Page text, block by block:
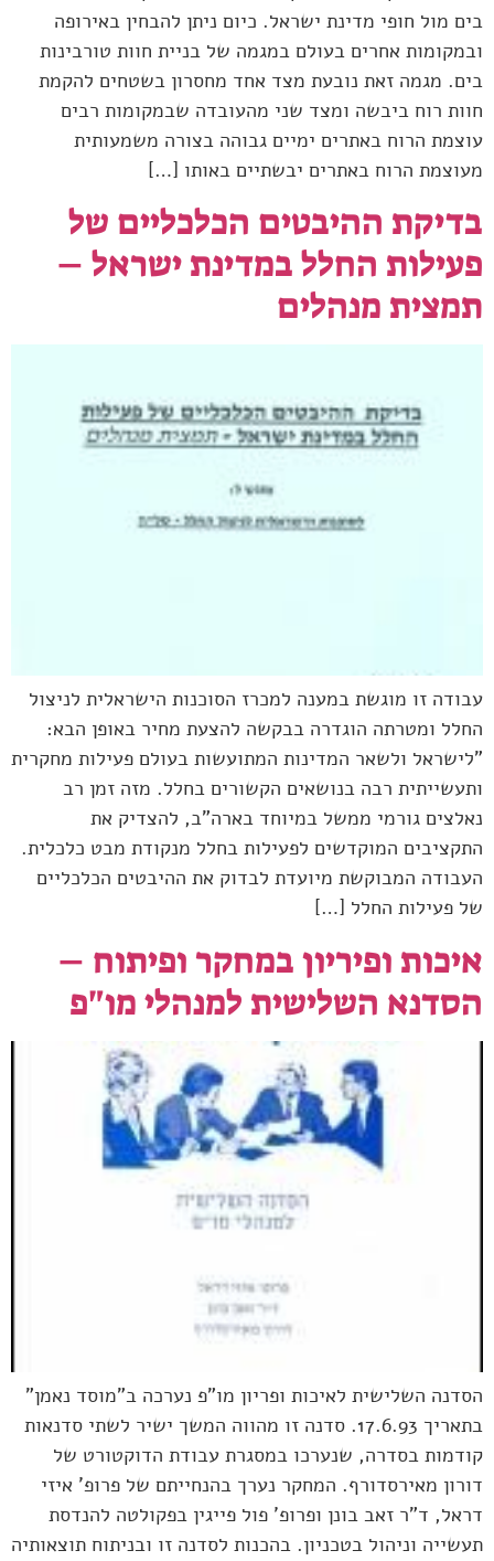
בים מול חופי מדינת ישראל. כיום ניתן להבחין באירופה
ובמקומות אחרים בעולם במגמה של בניית חוות טורבינות
בים. מגמה זאת נובעת מצד אחד מחסרון בשטחים להקמת
חוות רוח ביבשה ומצד שני מהעובדה שבמקומות רבים
עוצמת הרוח באתרים ימיים גבוהה בצורה משמעותית
מעוצמת הרוח באתרים יבשתיים באותו […]
בדיקת ההיבטים הכלכליים של
פעילות החלל במדינת ישראל –
תמצית מנהלים
עבודה זו מוגשת במענה למכרז הסוכנות הישראלית לניצול
החלל ומטרתה הוגדרה בבקשה להצעת מחיר באופן הבא:
"לישראל ולשאר המדינות המתועשות בעולם פעילות מחקרית
ותעשייתית רבה בנושאים הקשורים בחלל. מזה זמן רב
נאלצים גורמי ממשל במיוחד בארה"ב, להצדיק את
התקציבים המוקדשים לפעילות בחלל מנקודת מבט כלכלית.
העבודה המבוקשת מיועדת לבדוק את ההיבטים הכלכליים
של פעילות החלל […]
איכות ופיריון במחקר ופיתוח –
הסדנא השלישית למנהלי מו"פ
הסדנה השלישית לאיכות ופריון מו"פ נערכה ב"מוסד נאמן"
בתאריך 17.6.93. סדנה זו מהווה המשך ישיר לשתי סדנאות
קודמות בסדרה, שנערכו במסגרת עבודת הדוקטורט של
דורון מאירסדורף. המחקר נערך בהנחייתם של פרופ' איזי
דראל, ד"ר זאב בונן ופרופ' פול פייגין בפקולטה להנדסת
תעשייה וניהול בטכניון. בהכנות לסדנה זו ובניתוח תוצאותיה